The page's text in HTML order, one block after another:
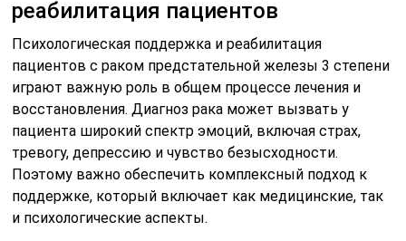
реабилитация пациентов
Психологическая поддержка и реабилитация
пациентов с раком предстательной железы 3 степени
играют важную роль в общем процессе лечения и
восстановления. Диагноз рака может вызвать у
пациента широкий спектр эмоций, включая страх,
тревогу, депрессию и чувство безысходности.
Поэтому важно обеспечить комплексный подход к
поддержке, который включает как медицинские, так
и психологические аспекты.